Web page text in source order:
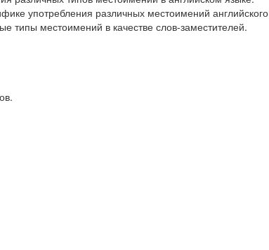
употребления различных местоимений английского
типы местоимений в качестве слов-заместителей.